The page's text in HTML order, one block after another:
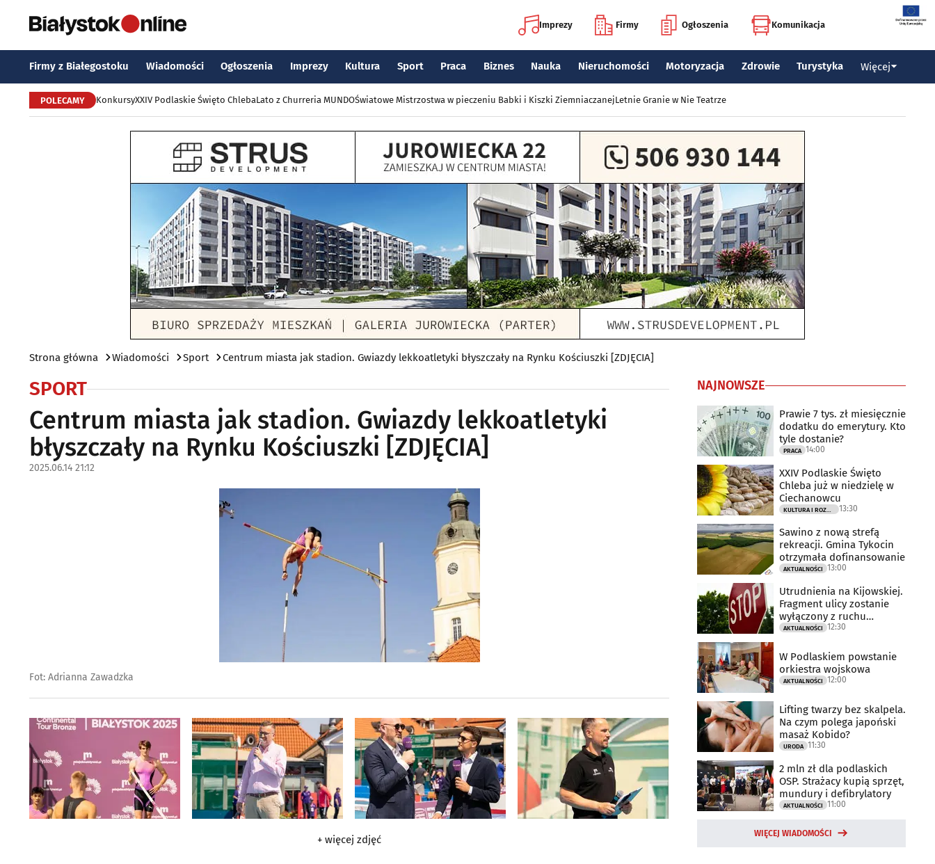
Imprezy Firmy Ogłoszenia Komunikacja
Firmy z Białegostoku Wiadomości Ogłoszenia Imprezy Kultura Sport Praca Biznes Nauka Nieruchomości Motoryzacja Zdrowie Turystyka Więcej
POLECAMY KonkursyXXIV Podlaskie Święto ChlebaLato z Churreria MUNDOŚwiatowe Mistrzostwa w pieczeniu Babki i Kiszki ZiemniaczanejLetnie Granie w Nie Teatrze
Strona główna Wiadomości Sport Centrum miasta jak stadion. Gwiazdy lekkoatletyki błyszczały na Rynku Kościuszki [ZDJĘCIA]
SPORT
Centrum miasta jak stadion. Gwiazdy lekkoatletyki
błyszczały na Rynku Kościuszki [ZDJĘCIA]
2025.06.14 21:12
Fot: Adrianna Zawadzka
+ więcej zdjęć
NAJNOWSZE
Prawie 7 tys. zł miesięcznie
dodatku do emerytury. Kto
tyle dostanie?
PRACA 14:00
XXIV Podlaskie Święto
Chleba już w niedzielę w
Ciechanowcu
13:30
Sawino z nową strefą
rekreacji. Gmina Tykocin
otrzymała dofinansowanie
AKTUALNOŚCI 13:00
Utrudnienia na Kijowskiej.
Fragment ulicy zostanie
wyłączony z ruchu
drogowego
AKTUALNOŚCI 12:30
W Podlaskiem powstanie
orkiestra wojskowa
AKTUALNOŚCI 12:00
Lifting twarzy bez skalpela.
Na czym polega japoński
masaż Kobido?
URODA 11:30
2 mln zł dla podlaskich
OSP. Strażacy kupią sprzęt,
mundury i defibrylatory
AKTUALNOŚCI 11:00
WIĘCEJ WIADOMOŚCI